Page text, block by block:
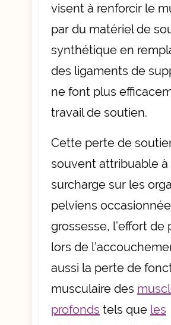
visent à renforcir le
par du matériel de
synthétique en
des ligaments de
ne font plus
travail de soutien.
Cette perte de
souvent attribuable à
surcharge sur les
pelviens
grossesse, l’effort de
lors de
aussi la perte de
musculaire des
profonds tels que les